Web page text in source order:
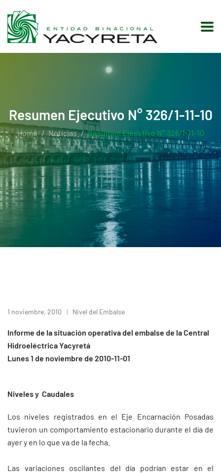
Resumen Ejecutivo N° 326/1-11-10
Home Noticias Resumen Ejecutivo N° 326/1-11-10
1 noviembre, 2010 Nivel del Embalse
Informe de la situación operativa del embalse de la Central
Hidroeléctrica Yacyretá
Lunes 1 de noviembre de 2010-11-01
Niveles y Caudales
Los niveles registrados en el Eje Encarnación Posadas
tuvieron un comportamiento estacionario durante el día de
ayer y en lo que va de la fecha.
Las variaciones oscilantes del día podrían estar en el